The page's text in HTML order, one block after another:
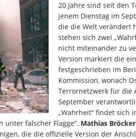
20 Jahre sind seit den
jenem Dienstag im
die die Welt verändert
stehen sich zwei
nicht miteinander zu
Version markiert die
festgeschrieben im
Kommission, wonach
Terrornetzwerk für die
September
„Wahrheit“ findet sich
unter falscher Flagge“. Mathias
die die offizielle Version der